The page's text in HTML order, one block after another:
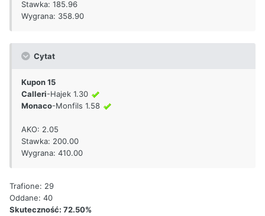
Stawka: 185.96
Wygrana: 358.90
Cytat
Kupon 15
Calleri-Hajek 1.30
Monaco-Monfils 1.58
AKO: 2.05
Stawka: 200.00
Wygrana: 410.00
Trafione: 29
Oddane: 40
Skuteczność: 72.50%